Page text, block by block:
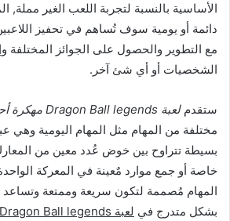
الأساسية بالنسبة لتجربة اللعب الغير مملة,
دائمة أو يومية سوف تُساهم في تحفيز
مع التطوير والحصول على الجوائز المختلفة
الشخصيات أو أي شئ آخر.
ستقدملعبة Dragon Ball legends مهكرة أحدث إصدار
مختلفة من المهام مثل المهام اليومية وهي
بسيطة تتراوح بين خوض عُدد معين من
خاصة أو جمع موارد مٌعينة في المعركة
المهام مُصممة لتكون سريعة وممتعة وتساعد
بشكل متدرج في لعبة Dragon Ball legends الإصدار الأخير.